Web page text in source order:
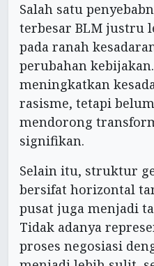
Salah satu
terbesar BLM justru
pada ranah
perubahan
meningkatkan
rasisme, tetapi
mendorong
signifikan.
Selain itu, struktur
bersifat horizontal
pusat juga menjadi
Tidak adanya
proses negosiasi